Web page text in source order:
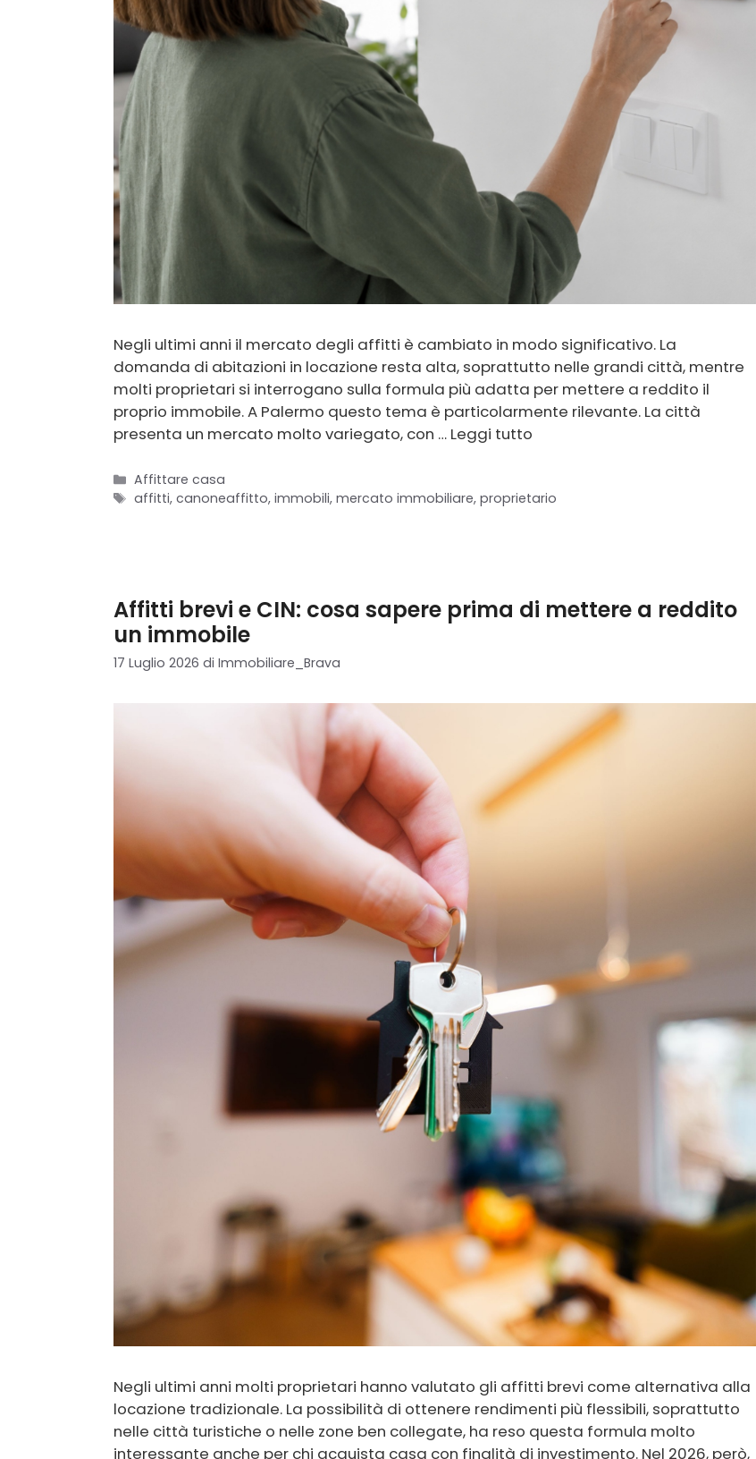
Negli ultimi anni il mercato degli affitti è cambiato in modo significativo. La
domanda di abitazioni in locazione resta alta, soprattutto nelle grandi città, mentre
molti proprietari si interrogano sulla formula più adatta per mettere a reddito il
proprio immobile. A Palermo questo tema è particolarmente rilevante. La città
presenta un mercato molto variegato, con … Leggi tutto
Categorie
Affittare casa
Tag
affitti, canoneaffitto, immobili, mercato immobiliare, proprietario
Affitti brevi e CIN: cosa sapere prima di mettere a reddito
un immobile
17 Luglio 2026 di Immobiliare_Brava
Negli ultimi anni molti proprietari hanno valutato gli affitti brevi come alternativa alla
locazione tradizionale. La possibilità di ottenere rendimenti più flessibili, soprattutto
nelle città turistiche o nelle zone ben collegate, ha reso questa formula molto
interessante anche per chi acquista casa con finalità di investimento. Nel 2026, però,